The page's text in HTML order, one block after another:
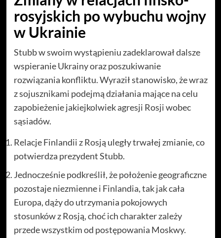
rosyjskich po wybuchu wojny
w Ukrainie
Stubb w swoim wystąpieniu zadeklarował dalsze
wspieranie Ukrainy oraz poszukiwanie
rozwiązania konfliktu. Wyraził stanowisko, że wraz
z sojusznikami podejmą działania mające na celu
zapobieżenie jakiejkolwiek agresji Rosji wobec
sąsiadów.
Relacje Finlandii z Rosją uległy trwałej zmianie, co
potwierdza prezydent Stubb.
Jednocześnie podkreślił, że położenie geograficzne
pozostaje niezmienne i Finlandia, tak jak cała
Europa, dąży do utrzymania pokojowych
stosunków z Rosją, choć ich charakter zależy
przede wszystkim od postępowania Moskwy.